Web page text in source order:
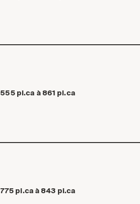
555 pi.ca à 861 pi.ca
775 pi.ca à 843 pi.ca